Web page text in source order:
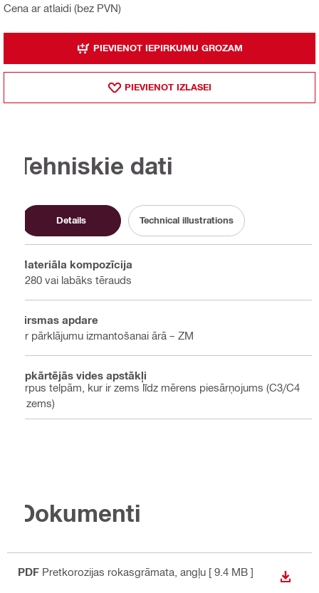
Cena ar atlaidi (bez PVN)
PIEVIENOT IEPIRKUMU GROZAM
PIEVIENOT IZLASEI
Tehniskie dati
Details Technical illustrations
Materiāla kompozīcija
S280 vai labāks tērauds
Virsmas apdare
Ar pārklājumu izmantošanai ārā – ZM
Apkārtējās vides apstākļi
Ārpus telpām, kur ir zems līdz mērens piesārņojums (C3/C4
– zems)
Dokumenti
PDF Pretkorozijas rokasgrāmata , angļu [ 9.4 MB ]